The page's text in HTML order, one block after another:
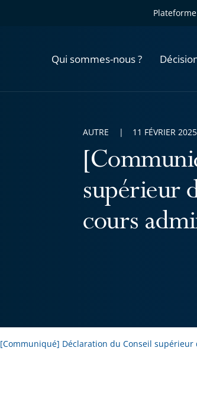
Qui sommes-nous ?
supérieur
cours
AUTRE 11 FÉVRIER 2025
[Communiqué] Déclaration du Conseil supérieur